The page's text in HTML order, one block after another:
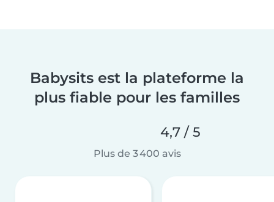
Babysits est la plateforme la
plus fiable pour les familles
4,7 / 5
Plus de 3 400 avis